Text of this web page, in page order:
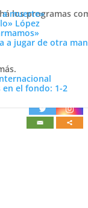
los programas
a muerte»
López
a jugar de otra
el fondo: 1-2
Tricolor